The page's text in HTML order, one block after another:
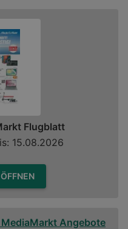
Flugblatt
15.08.2026
FLUGBLATT ÖFFNEN
Angebote